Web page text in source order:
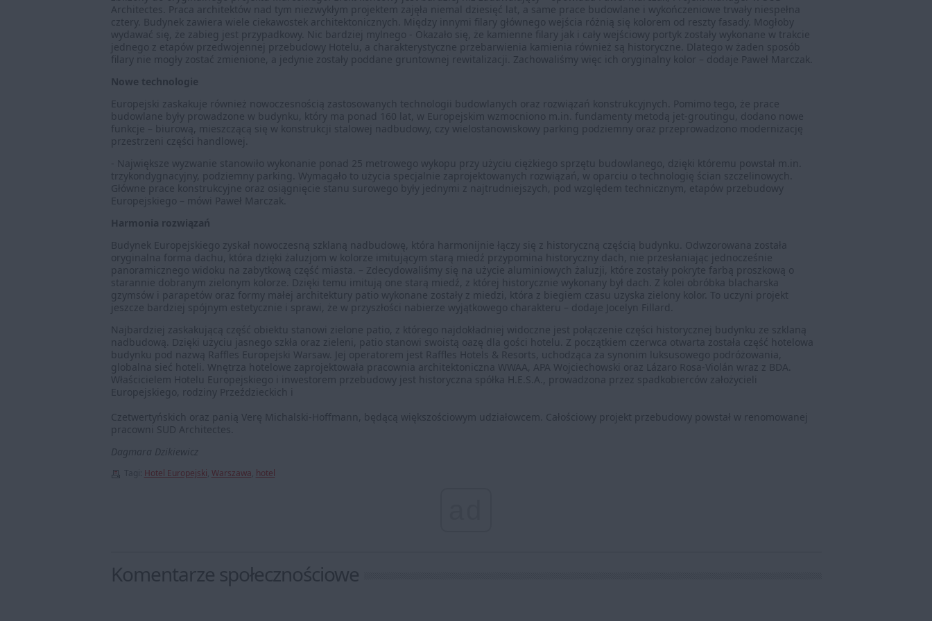
Architectes. Praca architektów nad tym niezwykłym projektem zajęła niemal dziesięć lat, a same prace budowlane i wykończeniowe trwały niespełna
cztery. Budynek zawiera wiele ciekawostek architektonicznych. Między innymi filary głównego wejścia różnią się kolorem od reszty fasady. Mogłoby
wydawać się, że zabieg jest przypadkowy. Nic bardziej mylnego - Okazało się, że kamienne filary jak i cały wejściowy portyk zostały wykonane w trakcie
jednego z etapów przedwojennej przebudowy Hotelu, a charakterystyczne przebarwienia kamienia również są historyczne. Dlatego w żaden sposób
filary nie mogły zostać zmienione, a jedynie zostały poddane gruntownej rewitalizacji. Zachowaliśmy więc ich oryginalny kolor – dodaje Paweł Marczak.
Nowe technologie
Europejski zaskakuje również nowoczesnością zastosowanych technologii budowlanych oraz rozwiązań konstrukcyjnych. Pomimo tego, że prace
budowlane były prowadzone w budynku, który ma ponad 160 lat, w Europejskim wzmocniono m.in. fundamenty metodą jet-groutingu, dodano nowe
funkcje – biurową, mieszczącą się w konstrukcji stalowej nadbudowy, czy wielostanowiskowy parking podziemny oraz przeprowadzono modernizację
przestrzeni części handlowej.
- Największe wyzwanie stanowiło wykonanie ponad 25 metrowego wykopu przy użyciu ciężkiego sprzętu budowlanego, dzięki któremu powstał m.in.
trzykondygnacyjny, podziemny parking. Wymagało to użycia specjalnie zaprojektowanych rozwiązań, w oparciu o technologię ścian szczelinowych.
Główne prace konstrukcyjne oraz osiągnięcie stanu surowego były jednymi z najtrudniejszych, pod względem technicznym, etapów przebudowy
Europejskiego – mówi Paweł Marczak.
Harmonia rozwiązań
Budynek Europejskiego zyskał nowoczesną szklaną nadbudowę, która harmonijnie łączy się z historyczną częścią budynku. Odwzorowana została
oryginalna forma dachu, która dzięki żaluzjom w kolorze imitującym starą miedź przypomina historyczny dach, nie przesłaniając jednocześnie
panoramicznego widoku na zabytkową część miasta. – Zdecydowaliśmy się na użycie aluminiowych żaluzji, które zostały pokryte farbą proszkową o
starannie dobranym zielonym kolorze. Dzięki temu imitują one starą miedź, z której historycznie wykonany był dach. Z kolei obróbka blacharska
gzymsów i parapetów oraz formy małej architektury patio wykonane zostały z miedzi, która z biegiem czasu uzyska zielony kolor. To uczyni projekt
jeszcze bardziej spójnym estetycznie i sprawi, że w przyszłości nabierze wyjątkowego charakteru – dodaje Jocelyn Fillard.
Najbardziej zaskakującą część obiektu stanowi zielone patio, z którego najdokładniej widoczne jest połączenie części historycznej budynku ze szklaną
nadbudową. Dzięki użyciu jasnego szkła oraz zieleni, patio stanowi swoistą oazę dla gości hotelu. Z początkiem czerwca otwarta została część hotelowa
budynku pod nazwą Raffles Europejski Warsaw. Jej operatorem jest Raffles Hotels & Resorts, uchodząca za synonim luksusowego podróżowania,
globalna sieć hoteli. Wnętrza hotelowe zaprojektowała pracownia architektoniczna WWAA, APA Wojciechowski oraz Lázaro Rosa-Violán wraz z BDA.
Właścicielem Hotelu Europejskiego i inwestorem przebudowy jest historyczna spółka H.E.S.A., prowadzona przez spadkobierców założycieli
Europejskiego, rodziny Przeździeckich i
Czetwertyńskich oraz panią Verę Michalski-Hoffmann, będącą większościowym udziałowcem. Całościowy projekt przebudowy powstał w renomowanej
pracowni SUD Architectes.
Dagmara Dzikiewicz
Hotel Europejski Warszawa hotel
Komentarze społecznościowe